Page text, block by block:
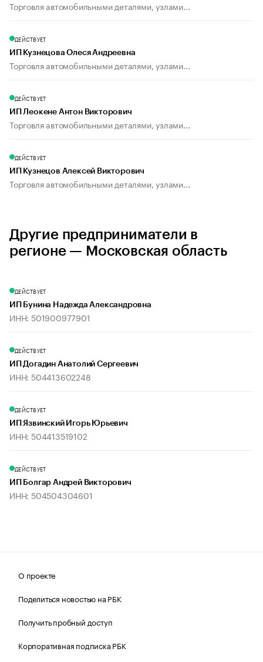
Торговля автомобильными деталями, узлами...
ДЕЙСТВУЕТ
ИП Кузнецова Олеся Андреевна
Торговля автомобильными деталями, узлами...
ДЕЙСТВУЕТ
ИП Леокене Антон Викторович
Торговля автомобильными деталями, узлами...
ДЕЙСТВУЕТ
ИП Кузнецов Алексей Викторович
Торговля автомобильными деталями, узлами...
Другие предприниматели в
регионе — Московская область
ДЕЙСТВУЕТ
ИП Бунина Надежда Александровна
ИНН: 501900977901
ДЕЙСТВУЕТ
ИП Догадин Анатолий Сергеевич
ИНН: 504413602248
ДЕЙСТВУЕТ
ИП Язвинский Игорь Юрьевич
ИНН: 504413519102
ДЕЙСТВУЕТ
ИП Болгар Андрей Викторович
ИНН: 504504304601
О проекте
Поделиться новостью на РБК
Получить пробный доступ
Корпоративная подписка РБК